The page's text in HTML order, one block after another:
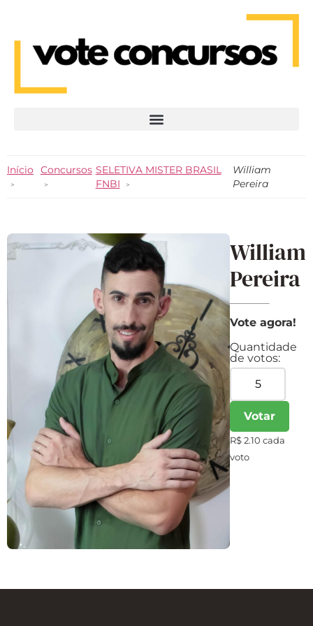
Início Concursos SELETIVA MISTER BRASIL
FNBI
William
Pereira
William
Pereira
Vote agora!
Quantidade
de votos:
Votar
R$ 2.10 cada
voto